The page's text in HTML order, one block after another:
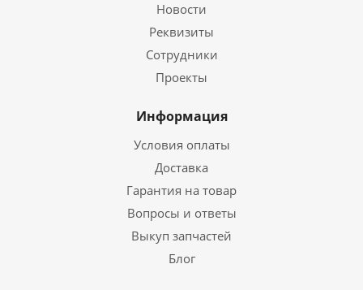
Новости
Реквизиты
Сотрудники
Проекты
Информация
Условия оплаты
Доставка
Гарантия на товар
Вопросы и ответы
Выкуп запчастей
Блог